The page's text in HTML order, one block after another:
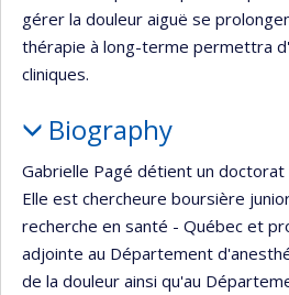
gérer la douleur aiguë se
thérapie à long-terme permettra
cliniques.
Biography
Gabrielle Pagé détient un doctorat
Elle est chercheure boursière
recherche en santé - Québec et
adjointe au Département
de la douleur ainsi qu'au